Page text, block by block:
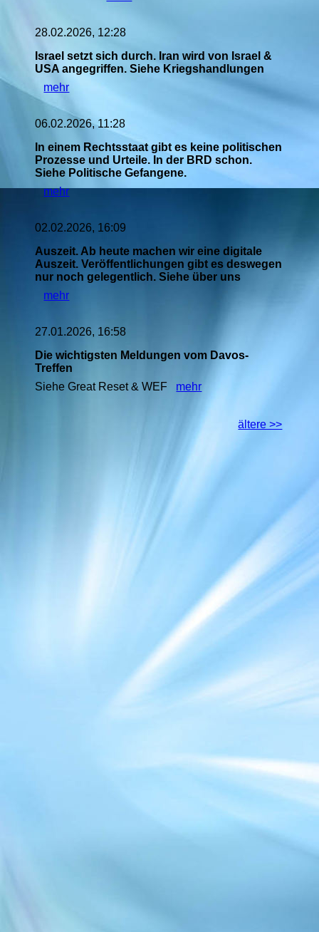
28.02.2026, 12:28
Israel setzt sich durch. Iran wird von Israel &
USA angegriffen. Siehe Kriegshandlungen
mehr
06.02.2026, 11:28
In einem Rechtsstaat gibt es keine politischen
Prozesse und Urteile. In der BRD schon.
Siehe Politische Gefangene.
mehr
02.02.2026, 16:09
Auszeit. Ab heute machen wir eine digitale
Auszeit. Veröffentlichungen gibt es deswegen
nur noch gelegentlich. Siehe über uns
mehr
27.01.2026, 16:58
Die wichtigsten Meldungen vom Davos-
Treffen
Siehe Great Reset & WEF mehr
ältere >>